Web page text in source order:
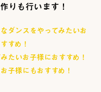
ダンスをやってみたいお
すめ！
たいお子様におすすめ！
子様にもおすすめ！
りも行います！